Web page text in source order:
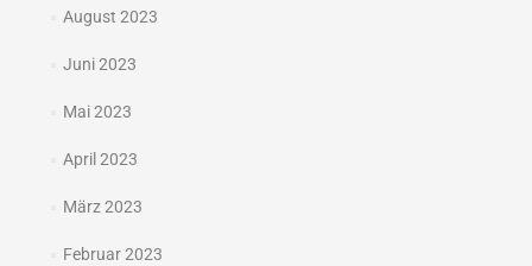
August 2023
Juni 2023
Mai 2023
April 2023
März 2023
Februar 2023